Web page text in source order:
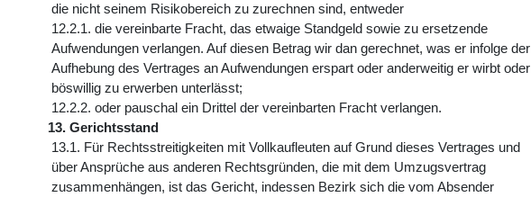
die nicht seinem Risikobereich zu zurechnen sind, entweder
12.2.1. die vereinbarte Fracht, das etwaige Standgeld sowie zu ersetzende
Aufwendungen verlangen. Auf diesen Betrag wir dan gerechnet, was er infolge der
Aufhebung des Vertrages an Aufwendungen erspart oder anderweitig er wirbt oder
böswillig zu erwerben unterlässt;
12.2.2. oder pauschal ein Drittel der vereinbarten Fracht verlangen.
13. Gerichtsstand
13.1. Für Rechtsstreitigkeiten mit Vollkaufleuten auf Grund dieses Vertrages und
über Ansprüche aus anderen Rechtsgründen, die mit dem Umzugsvertrag
zusammenhängen, ist das Gericht, indessen Bezirk sich die vom Absender